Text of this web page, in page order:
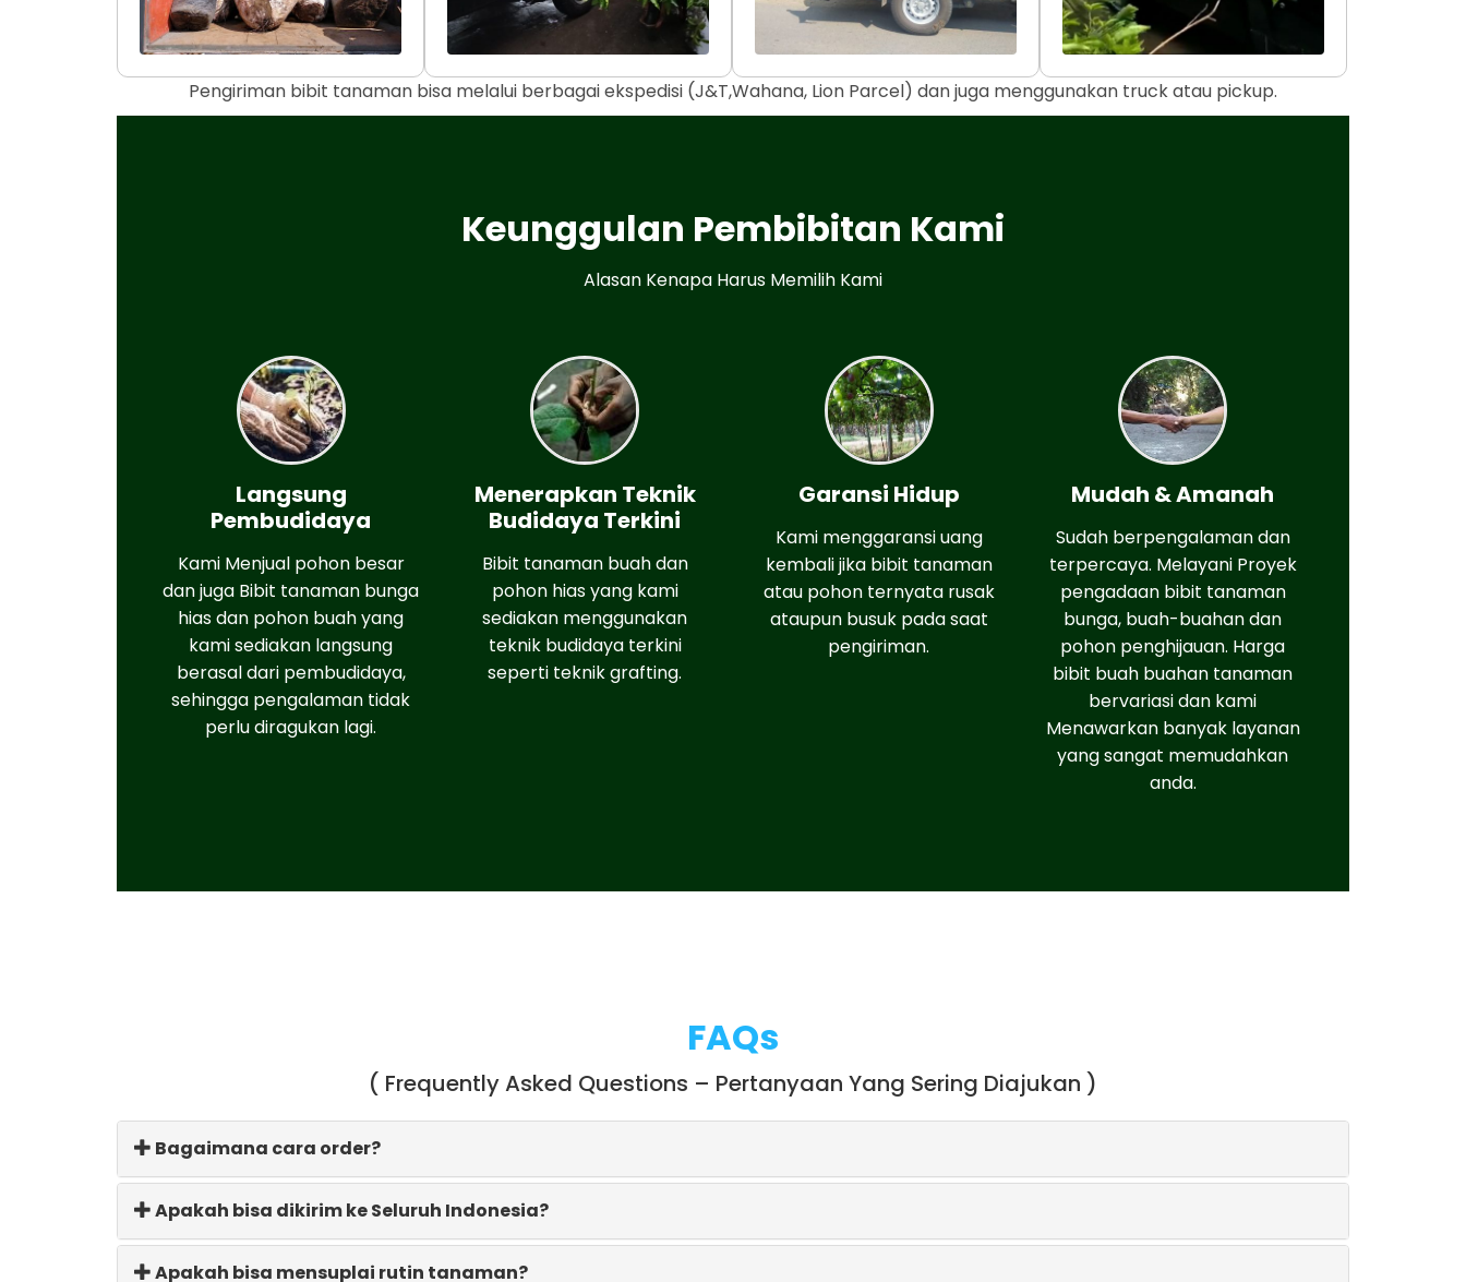
Pengiriman bibit tanaman bisa melalui berbagai ekspedisi (J&T,Wahana, Lion Parcel) dan juga menggunakan truck atau pickup.
Keunggulan Pembibitan Kami
Alasan Kenapa Harus Memilih Kami
Langsung
Pembudidaya
Kami Menjual pohon besar
dan juga Bibit tanaman bunga
hias dan pohon buah yang
kami sediakan langsung
berasal dari pembudidaya,
sehingga pengalaman tidak
perlu diragukan lagi.
Menerapkan Teknik
Budidaya Terkini
Bibit tanaman buah dan
pohon hias yang kami
sediakan menggunakan
teknik budidaya terkini
seperti teknik grafting.
Garansi Hidup
Kami menggaransi uang
kembali jika bibit tanaman
atau pohon ternyata rusak
ataupun busuk pada saat
pengiriman.
Mudah & Amanah
Sudah berpengalaman dan
terpercaya. Melayani Proyek
pengadaan bibit tanaman
bunga, buah-buahan dan
pohon penghijauan. Harga
bibit buah buahan tanaman
bervariasi dan kami
Menawarkan banyak layanan
yang sangat memudahkan
anda.
FAQs
( Frequently Asked Questions – Pertanyaan Yang Sering Diajukan )
Bagaimana cara order?
Apakah bisa dikirim ke Seluruh Indonesia?
Apakah bisa mensuplai rutin tanaman?